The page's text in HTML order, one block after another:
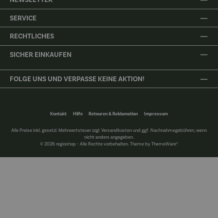
SERVICE
RECHTLICHES
SICHER EINKAUFEN
FOLGE UNS UND VERPASSE KEINE AKTION!
Kontakt Hilfe Retouren & Reklamation Impressum
Alle Preise inkl. gesetzl. Mehrwertsteuer zzgl.Versandkostenund ggf. Nachnahmegebühren, wenn
nicht anders angegeben.
© 2026 regioshop - Alle Rechte vorbehalten. Theme byThemeWare®